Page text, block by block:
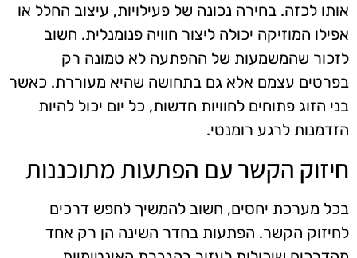
אותו לכזה. בחירה נכונה של פעילויות, עיצוב החלל או
אפילו המוזיקה יכולה ליצור חוויה פנומנלית. חשוב
לזכור שהמשמעות של ההפתעה לא טמונה רק
בפרטים עצמם אלא גם בתחושה שהיא מעוררת. כאשר
בני הזוג פתוחים לחוויות חדשות, כל יום יכול להיות
הזדמנות לרגע רומנטי.
חיזוק הקשר עם הפתעות מתוכננות
בכל מערכת יחסים, חשוב להמשיך לחפש דרכים
לחיזוק הקשר. הפתעות בחדר השינה הן רק אחד